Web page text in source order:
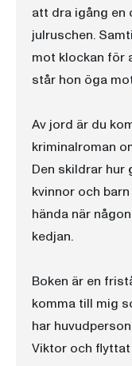
att dra igång
julruschen.
mot klockan för
står hon öga
Av jord är du
kriminalroman
Den skildrar
kvinnor och
hända när
kedjan.
Boken är en
komma till mig
har
Viktor och